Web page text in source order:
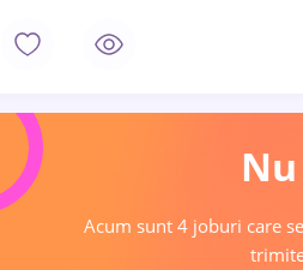
Acum sunt 4 joburi care